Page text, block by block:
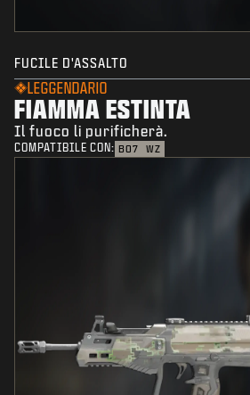
FUCILE D'ASSALTO
LEGGENDARIO
FIAMMA ESTINTA
Il fuoco li purificherà.
COMPATIBILE CON: BO7 WZ